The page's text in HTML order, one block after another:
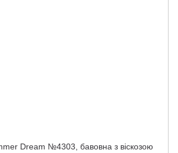
Dream №4303, бавовна з віскозою